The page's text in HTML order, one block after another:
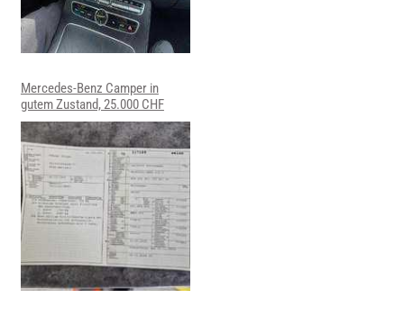
Mercedes-Benz Camper in
gutem Zustand, 25.000 CHF